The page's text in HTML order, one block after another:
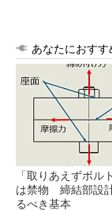
あなたにおすす
「取りあえずボル
は禁物 締結部設
るべき基本